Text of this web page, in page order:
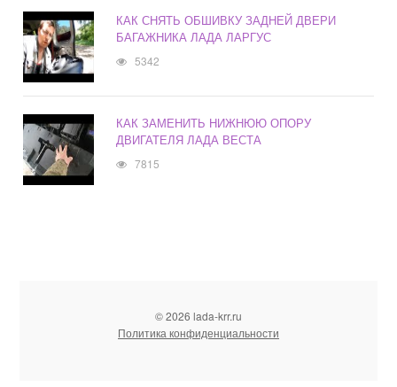
КАК СНЯТЬ ОБШИВКУ ЗАДНЕЙ ДВЕРИ
БАГАЖНИКА ЛАДА ЛАРГУС
5342
КАК ЗАМЕНИТЬ НИЖНЮЮ ОПОРУ
ДВИГАТЕЛЯ ЛАДА ВЕСТА
7815
© 2026 lada-krr.ru
Политика конфиденциальности